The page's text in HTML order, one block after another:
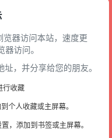
器访问本站，速度更
访问。
，并分享给您的朋友。
行收藏
个人收藏或主屏幕。
，添加到书签或主屏幕。